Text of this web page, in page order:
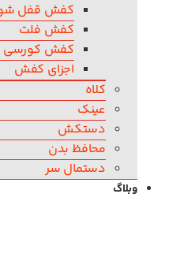
کفش قفل شو
کفش فلت
کفش کورسی
اجزای کفش
کلاه
عینک
دستکش
محافظ بدن
دستمال سر
وبلاگ